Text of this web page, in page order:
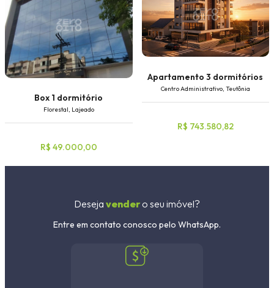
Box 1 dormitório
Florestal, Lajeado
R$ 49.000,00
Apartamento 3 dormitórios
Centro Administrativo, Teutônia
R$ 743.580,82
Deseja vendero seu imóvel?
Entre em contato conosco pelo WhatsApp.